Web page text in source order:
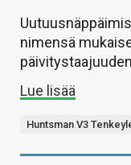
nimensä
Lue lisää
Huntsman V3